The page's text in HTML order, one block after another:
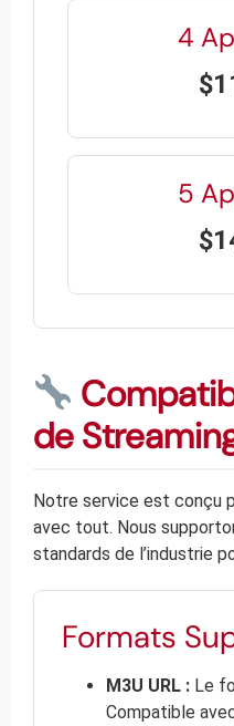
4
5
de
Notre service est conçu
avec tout. Nous
standards de l’industrie
Formats
M3U URL : Le
Compatible